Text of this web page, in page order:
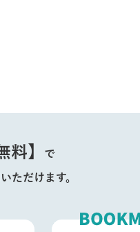
料】 で
ただけます。